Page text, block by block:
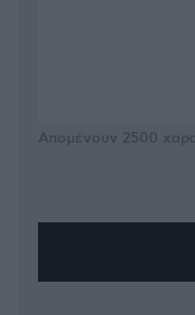
Απομένουν 2500